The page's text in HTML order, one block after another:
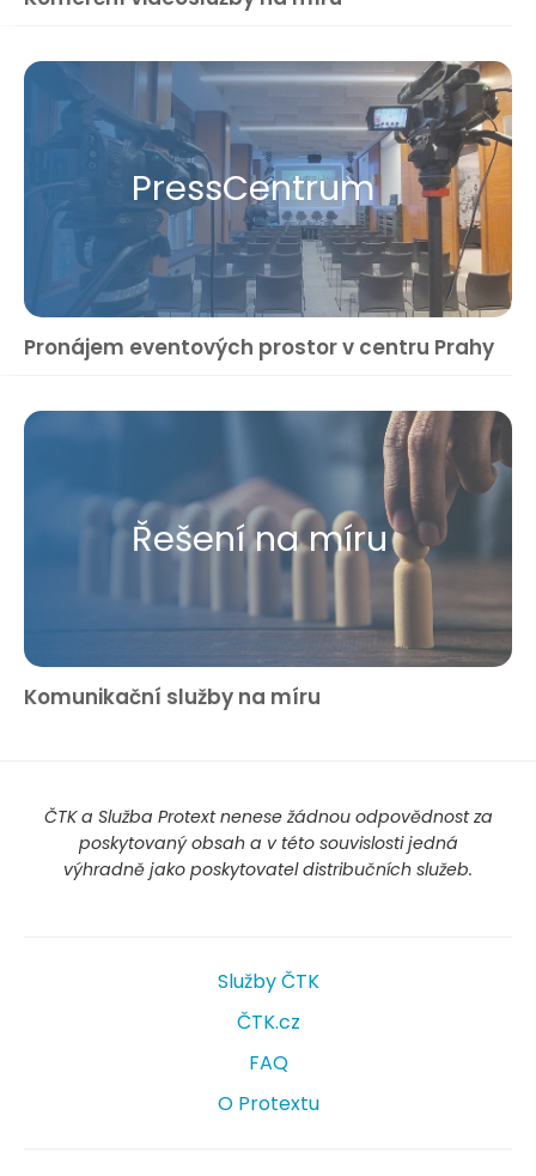
Press​Centrum
Pronájem eventových prostor v centru Prahy
Řešení na míru
Komunikační služby na míru
ČTK a Služba Protext nenese žádnou odpovědnost za
poskytovaný obsah a v této souvislosti jedná
výhradně jako poskytovatel distribučních služeb.
Služby ČTK
ČTK.cz
FAQ
O Protextu